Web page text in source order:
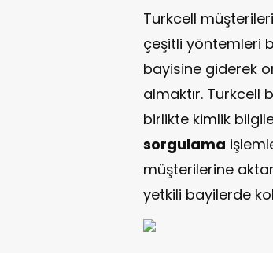
Turkcell
çeşitli yöntemleri
bayisine giderek
almaktır. Turkcell
birlikte kimlik
sorgulama
müşterilerine
yetkili bayilerde